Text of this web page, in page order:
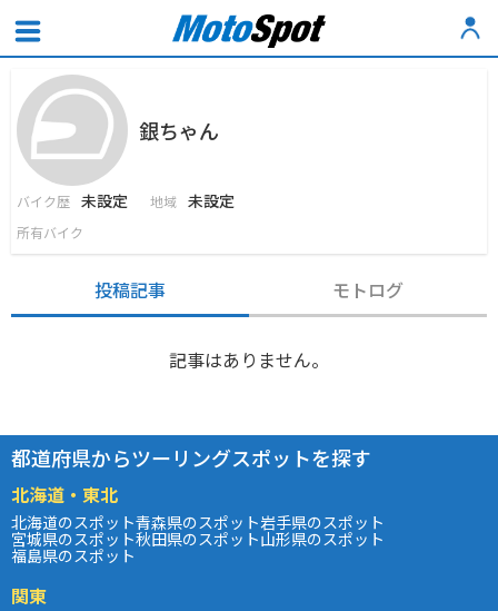
銀ちゃん
バイク歴 未設定 地域 未設定
所有バイク
投稿記事 モトログ
記事はありません。
都道府県からツーリングスポットを探す
北海道・東北
北海道のスポット青森県のスポット岩手県のスポット
宮城県のスポット秋田県のスポット山形県のスポット
福島県のスポット
関東